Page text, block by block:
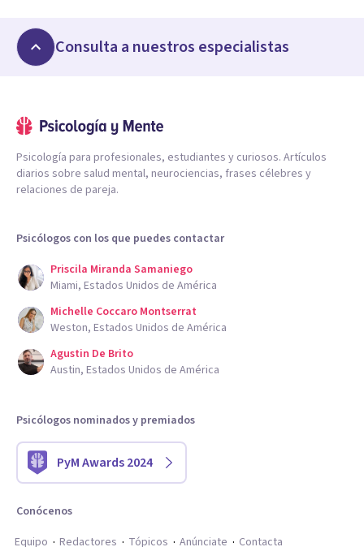
Consulta a nuestros especialistas
Psicología para profesionales, estudiantes y curiosos. Artículos
diarios sobre salud mental, neurociencias, frases célebres y
relaciones de pareja.
Psicólogos con los que puedes contactar
Priscila Miranda Samaniego
Miami, Estados Unidos de América
Michelle Coccaro Montserrat
Weston, Estados Unidos de América
Agustin De Brito
Austin, Estados Unidos de América
Psicólogos nominados y premiados
PyM Awards 2024
Conócenos
Equipo
Redactores Tópicos Anúnciate Contacta